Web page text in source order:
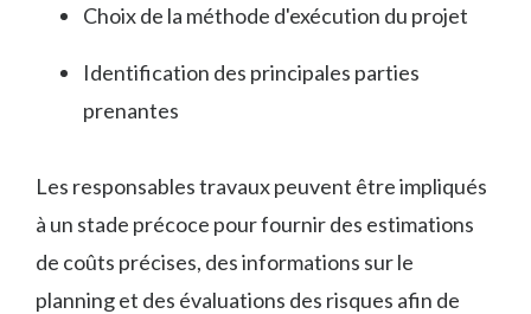
Choix de la méthode d'exécution du projet
Identification des principales parties
prenantes
Les responsables travaux peuvent être impliqués
à un stade précoce pour fournir des estimations
de coûts précises, des informations sur le
planning et des évaluations des risques afin de